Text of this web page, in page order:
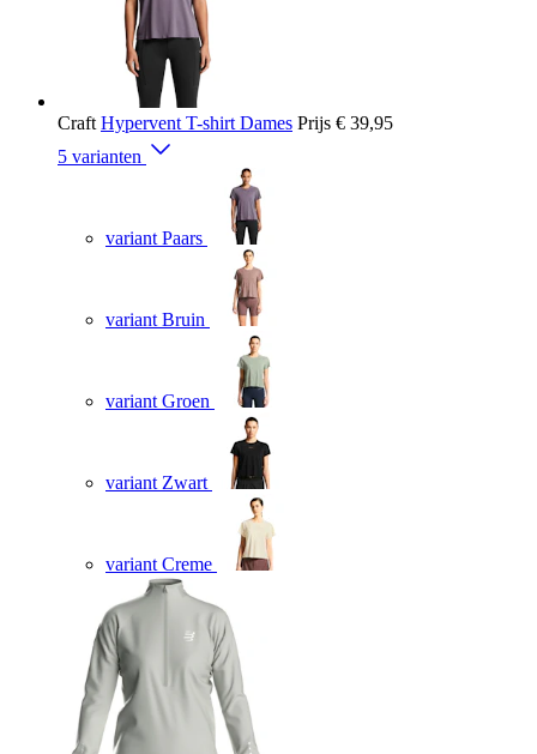
Craft Hypervent T-shirt Dames Prijs € 39,95
5 varianten
variant Paars
variant Bruin
variant Groen
variant Zwart
variant Creme